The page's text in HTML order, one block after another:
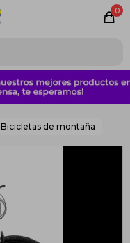
0
Bicicletas de montaña